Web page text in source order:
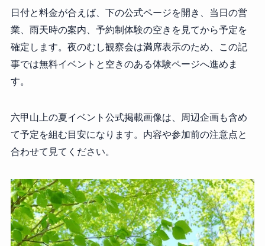
日付と料金が合えば、下の公式ページを開き、当日の営
業、雨天時の案内、予約制体験の空きを見てから予定を
確定します。夜のむし観察会は満席表示のため、この記
事では無料イベントと空きのある体験ページへ進めま
す。
六甲山上の夏イベント公式掲載画像は、周辺企画も含め
て予定を組む目安になります。内容や参加前の注意点と
合わせて見てください。